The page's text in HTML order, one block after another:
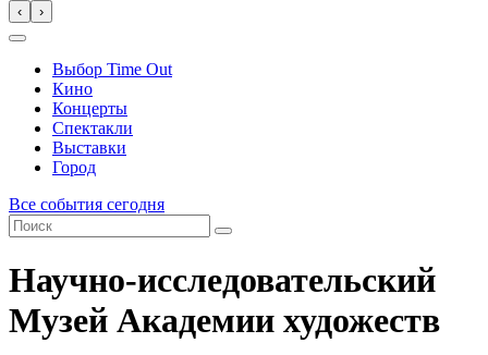
‹ ›
Выбор Time Out
Кино
Концерты
Спектакли
Выставки
Город
Все события сегодня
Научно-исследовательский
Музей Академии художеств